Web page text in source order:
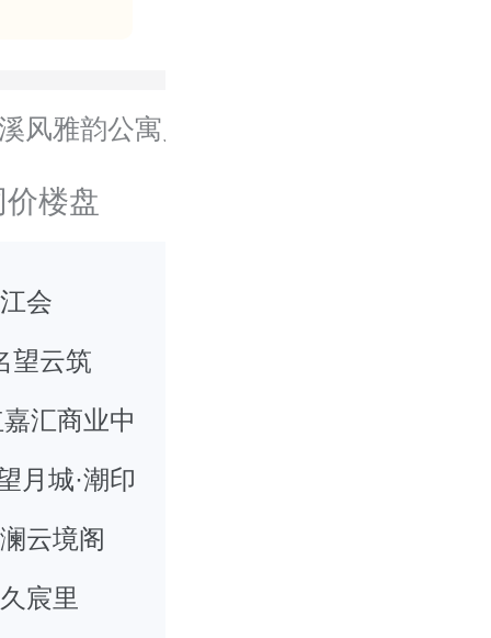
风雅韵公寓户型
价楼盘
会
望云筑
汇商业中
月城·潮印
云境阁
宸里